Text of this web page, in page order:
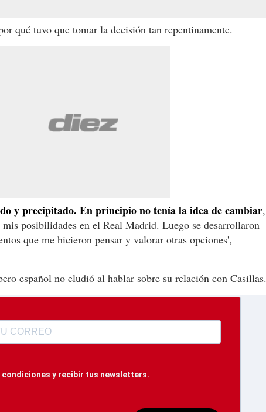
qué tuvo que tomar la decisión tan repentinamente.
y precipitado. En principio no tenía la idea de cambiar,
mis posibilidades en el Real Madrid. Luego se desarrollaron
que me hicieron pensar y valorar otras opciones',
español no eludió al hablar sobre su relación con Casillas.
condiciones y recibir tus newsletters.